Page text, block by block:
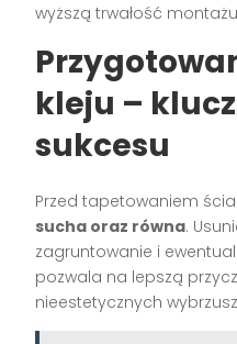
wyższą trwałość montażu
kleju –
sukcesu
Przed tapetowaniem
sucha oraz równa.
zagruntowanie i
pozwala na lepszą
nieestetycznych